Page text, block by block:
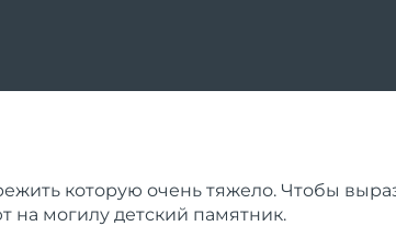
которую очень тяжело. Чтобы
на могилу детский памятник.